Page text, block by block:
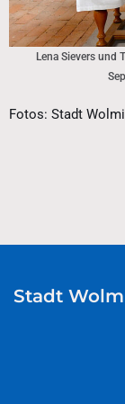
Lena Sievers und
Fotos: Stadt
Stadt